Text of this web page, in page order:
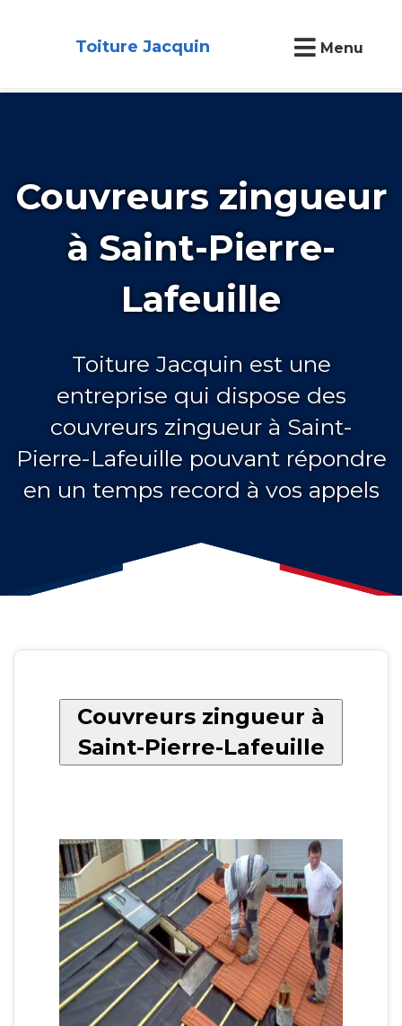
Toiture Jacquin Menu
Couvreurs zingueur
à Saint-Pierre-
Lafeuille
Toiture Jacquin est une
entreprise qui dispose des
couvreurs zingueur à Saint-
Pierre-Lafeuille pouvant répondre
en un temps record à vos appels
Couvreurs zingueur à
Saint-Pierre-Lafeuille